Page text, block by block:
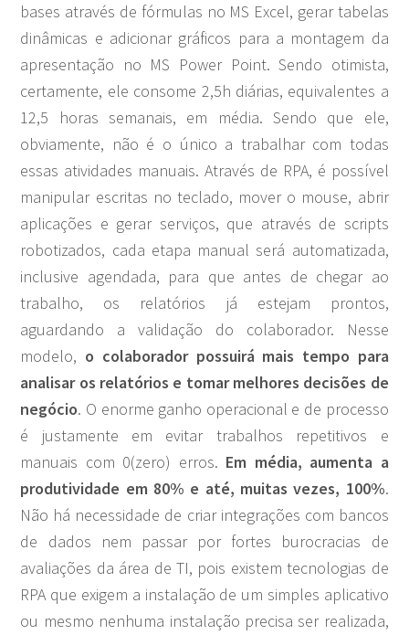
bases através de fórmulas no MS Excel, gerar tabelas
dinâmicas e adicionar gráficos para a montagem da
apresentação no MS Power Point. Sendo otimista,
certamente, ele consome 2,5h diárias, equivalentes a
12,5 horas semanais, em média. Sendo que ele,
obviamente, não é o único a trabalhar com todas
essas atividades manuais. Através de RPA, é possível
manipular escritas no teclado, mover o mouse, abrir
aplicações e gerar serviços, que através de scripts
robotizados, cada etapa manual será automatizada,
inclusive agendada, para que antes de chegar ao
trabalho, os relatórios já estejam prontos,
aguardando a validação do colaborador. Nesse
modelo, o colaborador possuirá mais tempo para
analisar os relatórios e tomar melhores decisões de
negócio. O enorme ganho operacional e de processo
é justamente em evitar trabalhos repetitivos e
manuais com 0(zero) erros. Em média, aumenta a
produtividade em 80% e até, muitas vezes, 100%.
Não há necessidade de criar integrações com bancos
de dados nem passar por fortes burocracias de
avaliações da área de TI, pois existem tecnologias de
RPA que exigem a instalação de um simples aplicativo
ou mesmo nenhuma instalação precisa ser realizada,